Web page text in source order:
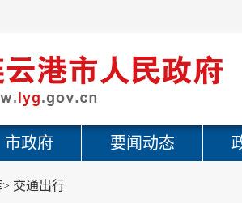
市政府 要闻动态
> 交通出行